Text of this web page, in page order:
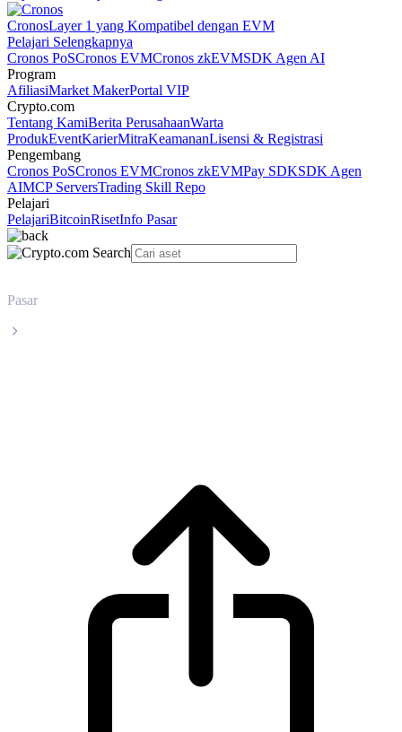
CronosLayer 1 yang Kompatibel dengan EVM
Pelajari Selengkapnya
Cronos PoSCronos EVMCronos zkEVMSDK Agen AI
Program
AfiliasiMarket MakerPortal VIP
Crypto.com
Tentang KamiBerita PerusahaanWarta
ProdukEventKarierMitraKeamananLisensi & Registrasi
Pengembang
Cronos PoSCronos EVMCronos zkEVMPay SDKSDK Agen
AIMCP ServersTrading Skill Repo
Pelajari
PelajariBitcoinRisetInfo Pasar
Pasar